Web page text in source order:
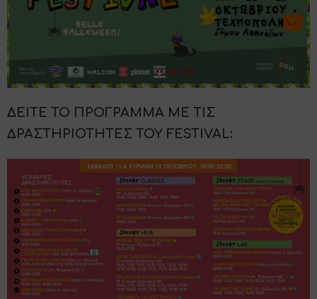
ΔΕΙΤΕ ΤΟ ΠΡΟΓΡΑΜΜΑ ΜΕ ΤΙΣ
ΔΡΑΣΤΗΡΙΟΤΗΤΕΣ ΤΟΥ FESTIVAL: